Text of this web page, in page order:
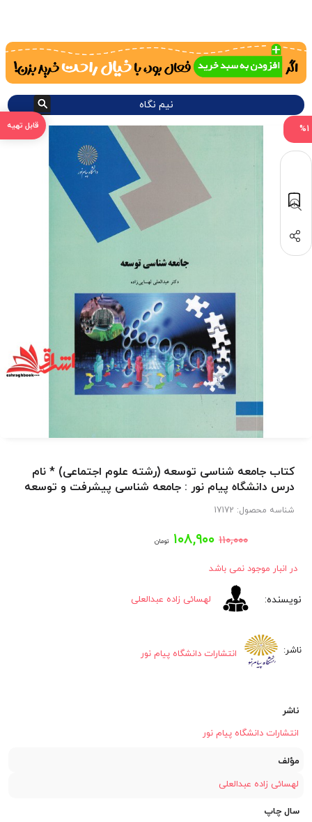
نیم نگاه
کتاب جامعه شناسی توسعه (رشته علوم اجتماعی) * نام
درس دانشگاه پیام نور : جامعه شناسی پیشرفت و توسعه
شناسه محصول: 17172
۱۱۰,۰۰۰ قیمت
اصلی:
۱۱۰,۰۰۰
بود.
۱۰۸,۹۰۰ تومانقیمت
۱۰۸,۹۰۰
در انبار موجود نمی باشد
لهسائی زاده عبدالعلی
انتشارات دانشگاه پیام نور
ناشر
انتشارات دانشگاه پیام نور
مؤلف
لهسائی زاده عبدالعلی
سال چاپ